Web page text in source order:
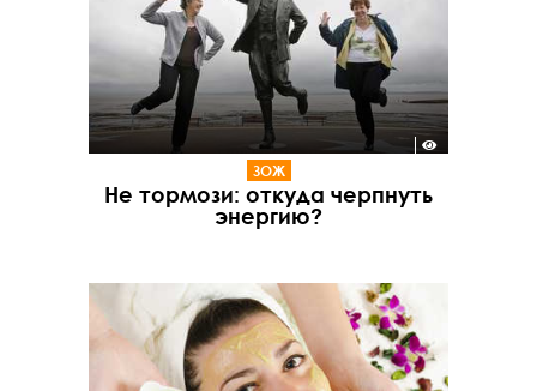
ЗОЖ
Не тормози: откуда черпнуть
энергию?